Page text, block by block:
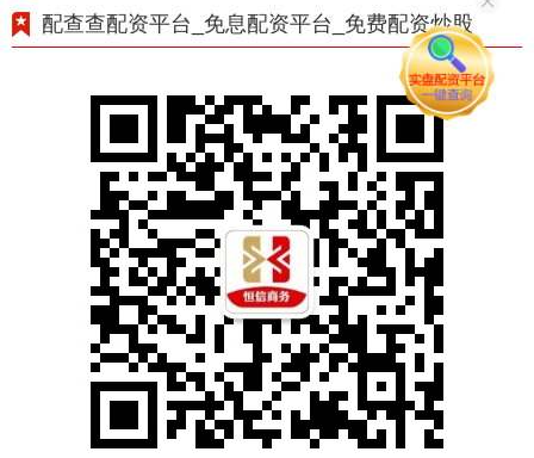
配查查配资平台_免息配资平台_免费配资炒股